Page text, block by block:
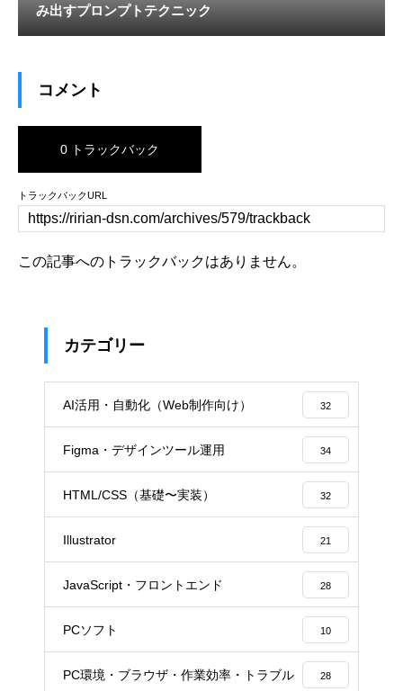
み出すプロンプトテクニック
コメント
0 トラックバック
トラックバックURL
この記事へのトラックバックはありません。
カテゴリー
AI活用・自動化（Web制作向け） 32
Figma・デザインツール運用 34
HTML/CSS（基礎〜実装） 32
Illustrator 21
JavaScript・フロントエンド 28
PCソフト 10
PC環境・ブラウザ・作業効率・トラブル 28